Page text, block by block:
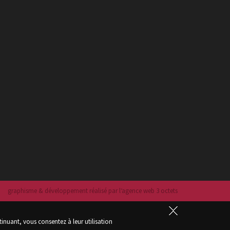
graphisme & développement réalisé par l‘agence web 3 octets
vous consentez à leur utilisation